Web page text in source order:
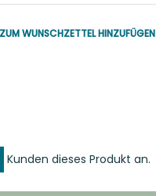
ZUM WUNSCHZETTEL HINZUFÜGEN
Kunden dieses Produkt an.